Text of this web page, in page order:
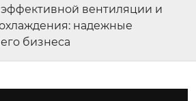
вентиляции и
надежные
бизнеса